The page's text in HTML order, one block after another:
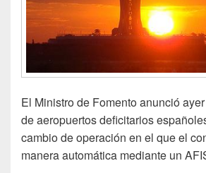
El Ministro de Fomento anunció
de aeropuertos deficitarios
cambio de operación en el que el
manera automática mediante un